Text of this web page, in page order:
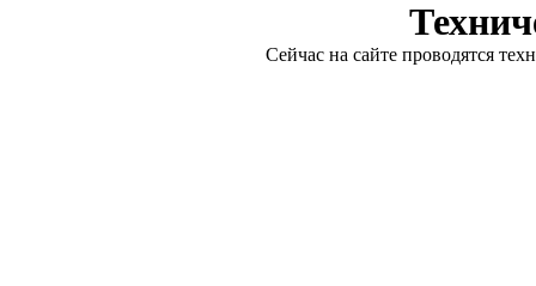
Сейчас на сайте проводятся